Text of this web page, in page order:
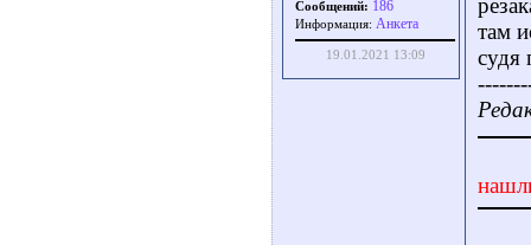
Сообщений: 186
Информация: Aнкета
19.01.2021 13:09
там
судя